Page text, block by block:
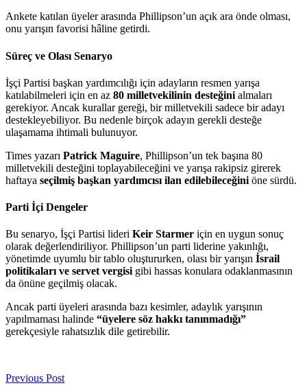
Ankete katılan üyeler arasında Phillipson’un açık ara önde olması,
onu yarışın favorisi hâline getirdi.
Süreç ve Olası Senaryo
İşçi Partisi başkan yardımcılığı için adayların resmen yarışa
katılabilmeleri için en az 80 milletvekilinin desteğini almaları
gerekiyor. Ancak kurallar gereği, bir milletvekili sadece bir adayı
destekleyebiliyor. Bu nedenle birçok adayın gerekli desteğe
ulaşamama ihtimali bulunuyor.
Times yazarı Patrick Maguire, Phillipson’un tek başına 80
milletvekili desteğini toplayabileceğini ve yarışa rakipsiz girerek
haftaya seçilmiş başkan yardımcısı ilan edilebileceğini öne sürdü.
Parti İçi Dengeler
Bu senaryo, İşçi Partisi lideri Keir Starmer için en uygun sonuç
olarak değerlendiriliyor. Phillipson’un parti liderine yakınlığı,
yönetimde uyumlu bir tablo oluştururken, olası bir yarışın İsrail
politikaları ve servet vergisigibi hassas konulara odaklanmasının
da önüne geçilmiş olacak.
Ancak parti üyeleri arasında bazı kesimler, adaylık yarışının
yapılmaması halinde “üyelere söz hakkı tanınmadığı”
gerekçesiyle rahatsızlık dile getirebilir.
Previous Post